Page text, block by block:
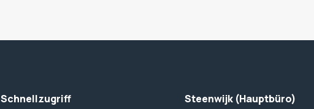
Schnellzugriff
Steenwijk (Hauptbüro)